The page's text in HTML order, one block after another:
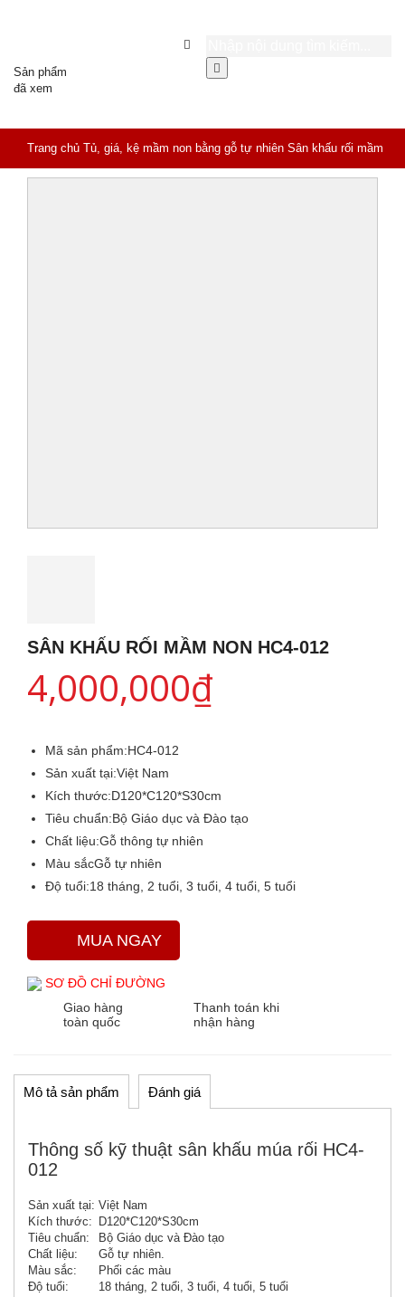
Sản phẩm
đã xem
Trang chủ Tủ, giá, kệ mầm non bằng gỗ tự nhiên Sân khấu rối mầm
SÂN KHẤU RỐI MẦM NON HC4-012
4,000,000₫
Mã sản phẩm:HC4-012
Sản xuất tại:Việt Nam
Kích thước:D120*C120*S30cm
Tiêu chuẩn:Bộ Giáo dục và Đào tạo
Chất liệu:Gỗ thông tự nhiên
Màu sắcGỗ tự nhiên
Độ tuổi:18 tháng, 2 tuổi, 3 tuổi, 4 tuổi, 5 tuổi
MUA NGAY
SƠ ĐỒ CHỈ ĐƯỜNG
Giao hàng
toàn quốc
Thanh toán khi
nhận hàng
Mô tả sản phẩm Đánh giá
Thông số kỹ thuật sân khấu múa rối HC4-
012
Sản xuất tại: Việt Nam
Kích thước:
D120*C120*S30cm
Tiêu chuẩn:
Bộ Giáo dục và Đào tạo
Chất liệu:
Gỗ tự nhiên.
Màu sắc:
Phối các màu
Độ tuổi:
18 tháng, 2 tuổi, 3 tuổi, 4 tuổi, 5 tuổi